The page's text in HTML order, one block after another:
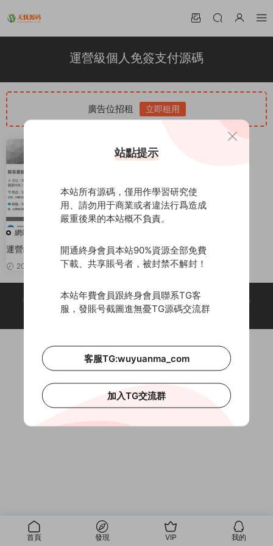
運營級個人免簽支付源碼
廣告位招租 立即租用
網站源碼
運營級個人免簽支付源碼 帶有服
務監控模塊強大後台功能全面
2021-12-09 100
© 2018-2026 Theme by - 無憂源碼 & Wuyuanma.Com Theme. All rights
reserved
首頁 發現 VIP 我的
站點提示
本站所有源碼，僅用作學習研究使
用、請勿用于商業或者違法行爲造成
嚴重後果的本站概不負責。
開通終身會員本站90%資源全部免費
下載、共享賬号者，被封禁不解封！
本站年費會員跟終身會員聯系TG客
服，發賬号截圖進無憂TG源碼交流群
客服TG:wuyuanma_com
加入TG交流群